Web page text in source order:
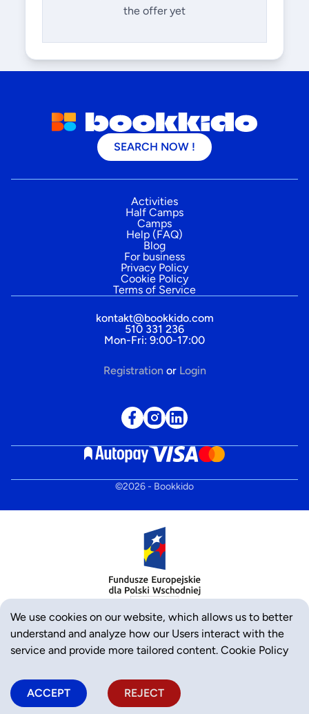
the offer yet
SEARCH NOW !
Activities
Half Camps
Camps
Help (FAQ)
Blog
For business
Privacy Policy
Cookie Policy
Terms of Service
kontakt@bookkido.com
510 331 236
Mon-Fri: 9:00-17:00
Registration or Login
©2026- Bookkido
We use cookies on our website, which allows us to better
understand and analyze how our Users interact with the
service and provide more tailored content. Cookie Policy
ACCEPT REJECT